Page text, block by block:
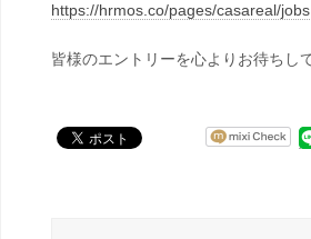
https://hrmos.co/pages/casareal/jobs
皆様のエントリーを心よりお待ちし